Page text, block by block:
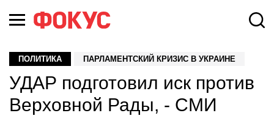
ПОЛИТИКА ПАРЛАМЕНТСКИЙ КРИЗИС В УКРАИНЕ
УДАР подготовил иск против
Верховной Рады, - СМИ